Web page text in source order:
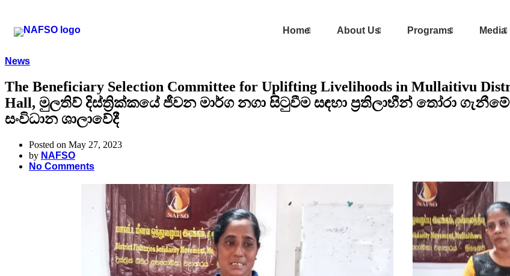
Home About Us Programs Media
News
The Beneficiary Selection Committee for Uplifting Livelihoods in Mullaitivu
Hall, මුලතිව් දිස්ත්‍රික්කයේ ජීවන මාර්ග නගා සිටුවීම සඳහා ප්‍රතිලාභීන් තෝරා
සංවිධාන ශාලාවේදී
Posted on May 27, 2023
by NAFSO
No Comments